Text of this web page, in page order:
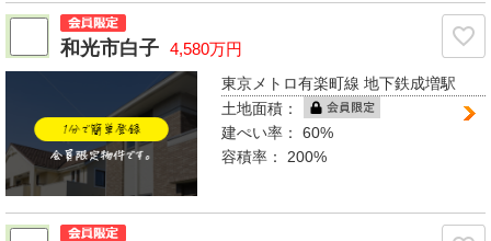
和光市白子 4,580万円
東京メトロ有楽町線 地下鉄成増駅
土地面積：
建ぺい率：60%
容積率： 200%